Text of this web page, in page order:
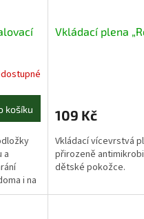
košíku
a
i na
Vkládací plena
109 Kč
Vkládací vícevrstvá
přirozeně
dětské pokožce.